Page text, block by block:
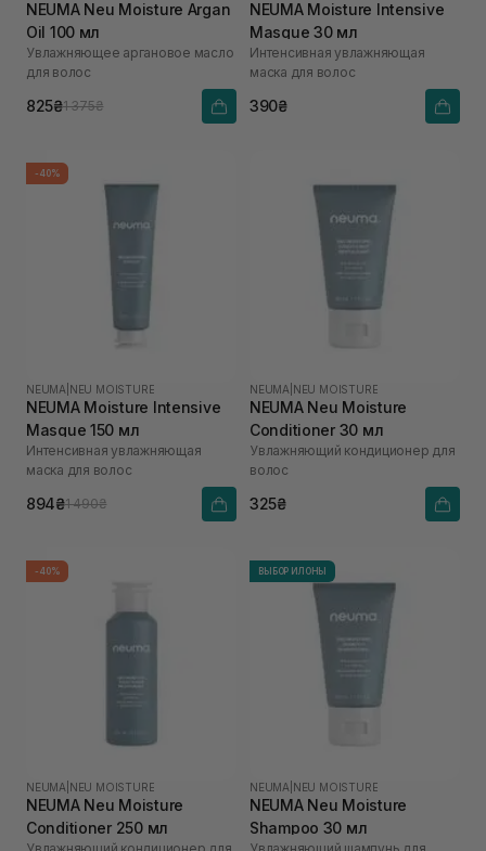
NEUMA Neu Moisture Argan
Oil 100 мл
Увлажняющее аргановое масло
для волос
825₴1 375₴
NEUMA Moisture Intensive
Masque 30 мл
Интенсивная увлажняющая
маска для волос
390₴
-40%
NEUMA NEU MOISTURE
NEUMA Moisture Intensive
Masque 150 мл
Интенсивная увлажняющая
маска для волос
894₴1 490₴
NEUMA NEU MOISTURE
NEUMA Neu Moisture
Conditioner 30 мл
Увлажняющий кондиционер для
волос
325₴
-40%
NEUMA NEU MOISTURE
NEUMA Neu Moisture
Conditioner 250 мл
ВЫБОР ИЛОНЫ
NEUMA NEU MOISTURE
NEUMA Neu Moisture
Shampoo 30 мл